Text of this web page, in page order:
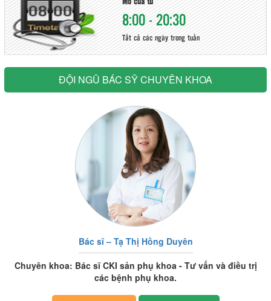
8:00 - 20:30
Tất cả các ngày trong tuần
ĐỘI NGŨ BÁC SỸ CHUYÊN KHOA
Bác sĩ – Tạ Thị Hồng Duyên
Chuyên khoa: Bác sĩ CKI sản phụ khoa - Tư vấn và điều trị
các bệnh phụ khoa.